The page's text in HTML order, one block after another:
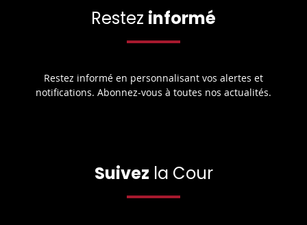
Restez informé
Restez informé en personnalisant vos alertes et
notifications. Abonnez-vous à toutes nos actualités.
Suivez la Cour